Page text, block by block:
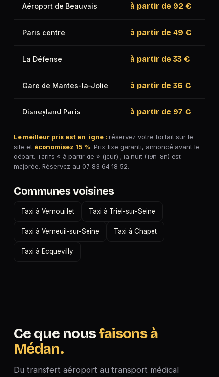
Aéroport de Beauvais à partir de 92 €
Paris centre à partir de 49 €
La Défense à partir de 33 €
Gare de Mantes-la-Jolie à partir de 36 €
Disneyland Paris à partir de 97 €
Le meilleur prix est en ligne : réservez votre forfait sur le
site et économisez 15 %. Prix fixe garanti, annoncé avant le
départ. Tarifs « à partir de » (jour) ; la nuit (19h-8h) est
majorée. Réservez au 07 83 64 18 52.
Communes voisines
Taxi à Vernouillet Taxi à Triel-sur-Seine
Taxi à Verneuil-sur-Seine Taxi à Chapet
Taxi à Ecquevilly
Ce que nousfaisons à
Médan.
Du transfert aéroport au transport médical